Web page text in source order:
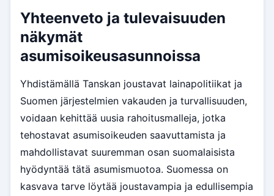
Yhteenveto ja tulevaisuuden
näkymät
asumisoikeusasunnoissa
Yhdistämällä Tanskan joustavat lainapolitiikat ja
Suomen järjestelmien vakauden ja turvallisuuden,
voidaan kehittää uusia rahoitusmalleja, jotka
tehostavat asumisoikeuden saavuttamista ja
mahdollistavat suuremman osan suomalaisista
hyödyntää tätä asumismuotoa. Suomessa on
kasvava tarve löytää joustavampia ja edullisempia